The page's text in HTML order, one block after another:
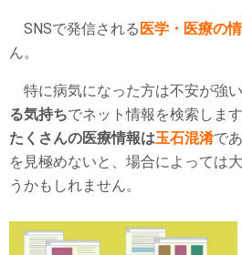
SNSで発信される 医学・医療の
ん。
特に病気になった方は不安が強い
る気持ちでネット情報を検索します
たくさんの医療情報は玉石混淆で
を見極めないと、場合によっては
うかもしれません。